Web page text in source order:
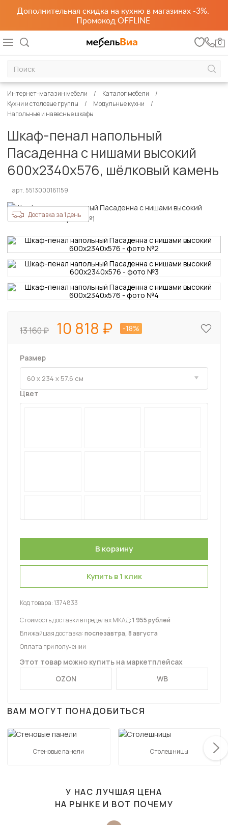
Дополнительная скидка на кухню в магазинах -3%.
Промокод OFFLINE
0
Интернет-магазин мебели
Каталог мебели
Кухни и столовые группы
Модульные кухни
Напольные и навесные шкафы
Шкаф-пенал напольный
Пасаденна с нишами высокий
600х2340х576, шёлковый камень
арт. 5513000161159
Доставка за 1 день
13 160 10 818 -18%
Размер
Цвет
Купить в 1 клик
Код товара:1374833
Стоимость доставки в пределах МКАД:1 955 рублей
Ближайшая доставка:послезавтра, 8 августа
Оплата при получении
Этот товар можно купить на маркетплейсах
OZON
WB
ВАМ МОГУТ ПОНАДОБИТЬСЯ
Стеновые панели Столешницы
У НАС ЛУЧШАЯ ЦЕНА
НА РЫНКЕ И ВОТ ПОЧЕМУ